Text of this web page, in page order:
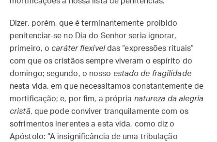
Dizer, porém, que é terminantemente proibido
penitenciar-se no Dia do Senhor seria ignorar,
primeiro, o caráter flexíveldas “expressões rituais”
com que os cristãos sempre viveram o espírito do
domingo; segundo, o nosso estado de fragilidade
nesta vida, em que necessitamos constantemente de
mortificação; e, por fim, a própria natureza da alegria
cristã, que pode conviver tranquilamente com os
sofrimentos inerentes a esta vida, como diz o
Apóstolo: “A insignificância de uma tribulação